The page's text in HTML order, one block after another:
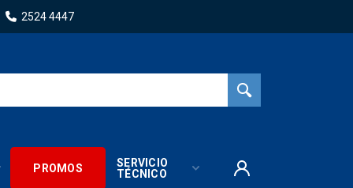
2524 4447
PROMOS
SERVICIO
TÉCNICO